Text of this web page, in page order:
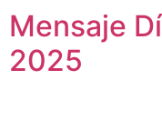
Mensaje
2025